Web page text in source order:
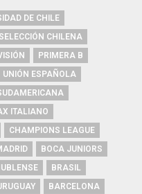
DE CHILE
CHILENA
PRIMERA B
UNIÓN ESPAÑOLA
ITALIANO
CHAMPIONS LEAGUE
BOCA JUNIORS
BRASIL
BARCELONA